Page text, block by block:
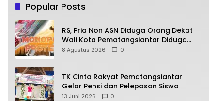
Popular Posts
RS, Pria Non ASN Diduga Orang Dekat
Wali Kota Pematangsiantar Diduga
Bagi Bagi Proyek ke Kontraktor
8 Agustus 2026 0
TK Cinta Rakyat Pematangsiantar
Gelar Pensi dan Pelepasan Siswa
13 Juni 2026 0